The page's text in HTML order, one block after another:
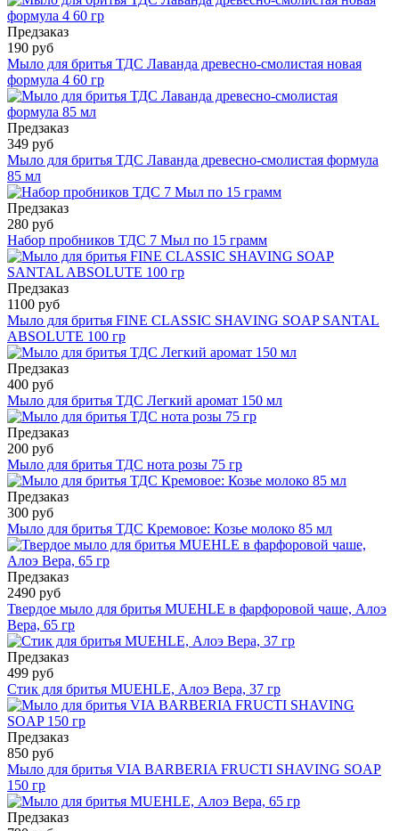
Предзаказ
190 руб
Мыло для бритья ТДС Лаванда древесно-смолистая новая
формула 4 60 гр
Предзаказ
349 руб
Мыло для бритья ТДС Лаванда древесно-смолистая формула
85 мл
Предзаказ
280 руб
Набор пробников ТДС 7 Мыл по 15 грамм
Предзаказ
1100 руб
Мыло для бритья FINE CLASSIC SHAVING SOAP SANTAL
ABSOLUTE 100 гр
Предзаказ
400 руб
Мыло для бритья ТДС Легкий аромат 150 мл
Предзаказ
200 руб
Мыло для бритья ТДС нота розы 75 гр
Предзаказ
300 руб
Мыло для бритья ТДС Кремовое: Козье молоко 85 мл
Предзаказ
2490 руб
Твердое мыло для бритья MUEHLE в фарфоровой чаше, Алоэ
Вера, 65 гр
Предзаказ
499 руб
Стик для бритья MUEHLE, Алоэ Вера, 37 гр
Предзаказ
850 руб
Мыло для бритья VIA BARBERIA FRUCTI SHAVING SOAP
150 гр
Предзаказ